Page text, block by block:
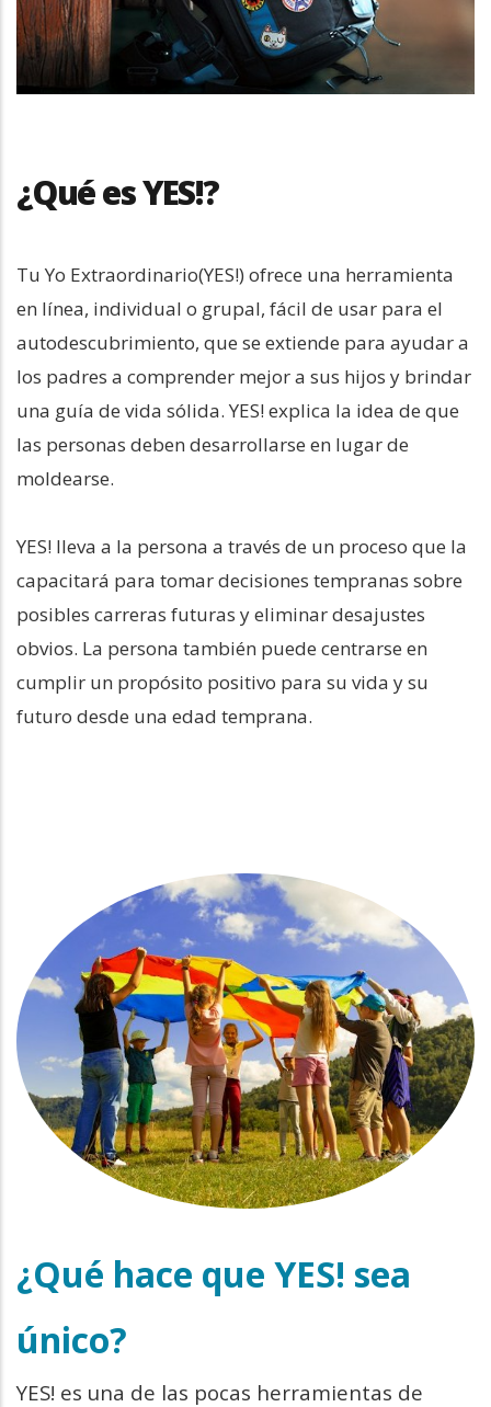
¿Qué es YES!?
Tu Yo Extraordinario(YES!) ofrece una herramienta
en línea, individual o grupal, fácil de usar para el
autodescubrimiento, que se extiende para ayudar a
los padres a comprender mejor a sus hijos y brindar
una guía de vida sólida. YES! explica la idea de que
las personas deben desarrollarse en lugar de
moldearse.
YES! lleva a la persona a través de un proceso que la
capacitará para tomar decisiones tempranas sobre
posibles carreras futuras y eliminar desajustes
obvios. La persona también puede centrarse en
cumplir un propósito positivo para su vida y su
futuro desde una edad temprana.
¿Qué hace que YES! sea
único?
YES! es una de las pocas herramientas de